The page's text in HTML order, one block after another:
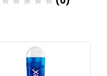
Añadir